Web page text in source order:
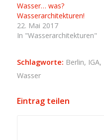
Wasser… was?
Wasserarchitekturen!
22. Mai 2017
In "Wasserarchitekturen"
Schlagworte: Berlin, IGA,
Wasser
Eintrag teilen